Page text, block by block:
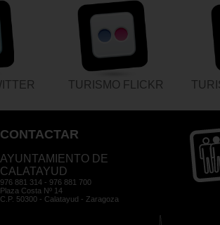
TURISMO FLICKR
CONTACTAR
AYUNTAMIENTO DE
CALATAYUD
976 881 314 - 976 881 700
Plaza Costa Nº 14
C.P. 50300 - Calatayud - Zaragoza